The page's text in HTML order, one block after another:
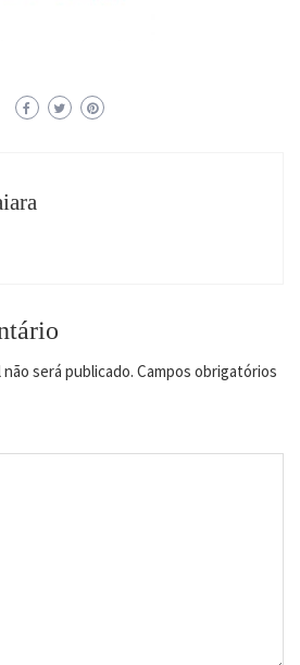
será publicado. Campos obrigatórios